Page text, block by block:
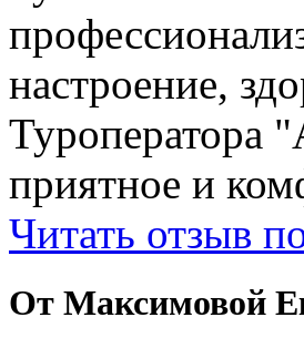
настроение,
Туроператора
приятное и
Читать отзыв
От Максимовой